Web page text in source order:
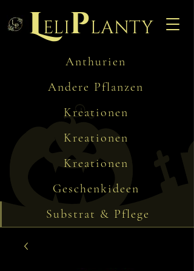
Leliplanty
Anthurien
Andere Pflanzen
Kreationen
Kreationen
Kreationen
Geschenkideen
Substrat & Pflege